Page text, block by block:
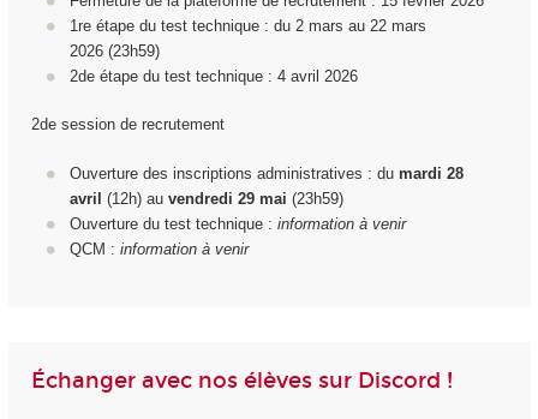
1 re étape du test technique : du 2 mars au 22 mars
2026 (23h59)
2de étape du test technique : 4 avril 2026
2de session de recrutement
Ouverture des inscriptions administratives : du mardi 28
avril (12h) au vendredi 29 mai (23h59)
Ouverture du test technique : information à venir
QCM : information à venir
Échanger avec nos élèves sur Discord !